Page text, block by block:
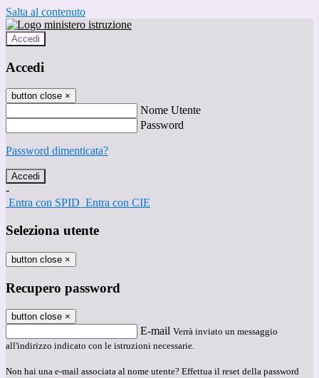
Salta al contenuto
Accedi
Accedi
button close ×
Nome Utente
Password
Password dimenticata?
-
Entra con SPID Entra con CIE
Seleziona utente
button close ×
Recupero password
button close ×
E-mail Verrà inviato un messaggio
all'indirizzo indicato con le istruzioni necessarie.
Non hai una e-mail associata al nome utente? Effettua il reset della password